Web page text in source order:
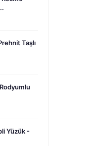
Taşlı
Yüzük -